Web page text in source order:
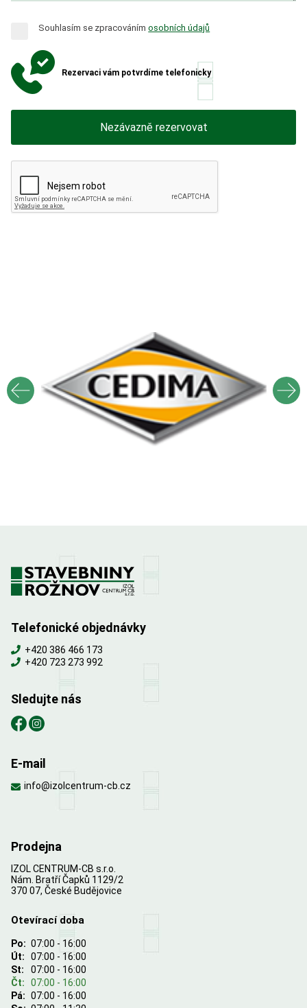
Souhlasím se zpracovánímosobních údajů
Rezervaci vám potvrdíme telefonicky
Nezávazně rezervovat
Telefonické objednávky
+420 386 466 173
+420 723 273 992
Sledujte nás
E-mail
info@izolcentrum-cb.cz
Prodejna
IZOL CENTRUM-CB s.r.o.
Nám. Bratří Čapků 1129/2
370 07, České Budějovice
Otevírací doba
Po: 07:00 - 16:00
Út:
07:00 - 16:00
St:
07:00 - 16:00
Čt:
07:00 - 16:00
Pá: 07:00 - 16:00